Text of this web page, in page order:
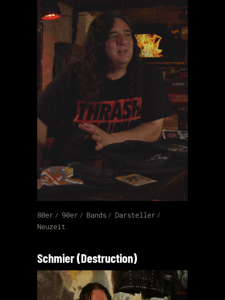
80er 90er Bands
Darsteller
Neuzeit
Schmier (Destruction)